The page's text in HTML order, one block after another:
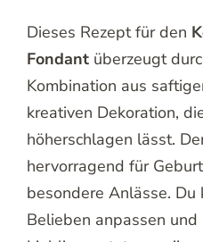
Dieses Rezept für den
Fondant überzeugt
Kombination aus
kreativen Dekoration,
höherschlagen lässt.
hervorragend für
besondere Anlässe. Du
Belieben anpassen und